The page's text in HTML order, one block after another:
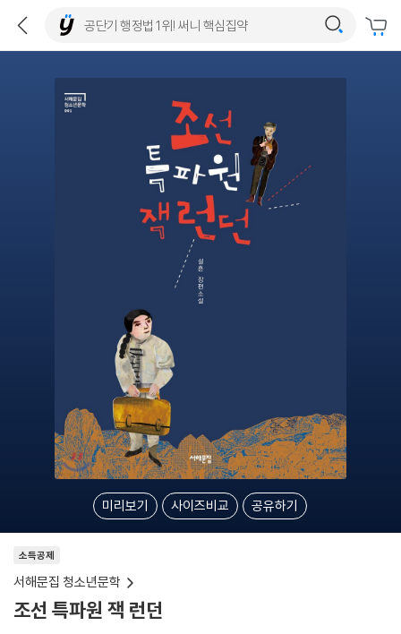
미리보기 사이즈비교 공유하기
소득공제
서해문집 청소년문학
조선 특파원 잭 런던